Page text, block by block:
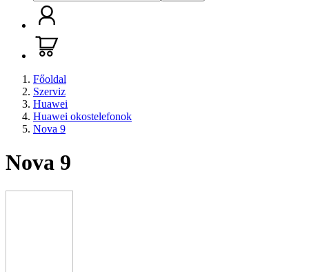
Főoldal
Szerviz
Huawei
Huawei okostelefonok
Nova 9
Nova 9